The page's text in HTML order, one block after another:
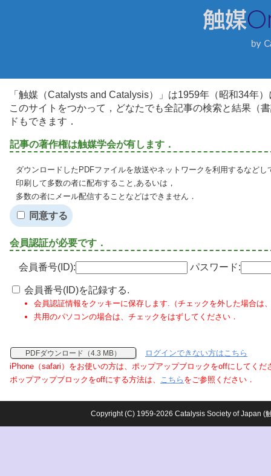
「触媒（Catalysts and Catalysis）」は1959年（昭和34年
このサイトをつかって，どなたでも全記事の検索と結果（
ドもできます．
記事の著作権は触媒学会が有します．
ダウンロードしたPDFファイルを放送やネットワークを利用するなど
印刷して多数の者に配布すること,あるいは，
多数の者にメール配信することなどはできません．
同意する
会員認証が必要です．
会員番号(ID): パスワード:
会員番号(ID)を記録する.
会員認証情報をクッキーに保存します.（チェックを外した場合は
共用のパソコンの場合は、チェックをはずしてください．
PDFダウンロード（4.3 MB）
ログインできない方はこちら
iPhone（safari）をお使いの方は、ポップアップブロックをoffにしてくだ
ポップアップブロックをoffにする方法は、 こちら をご参照ください．
Copyright (C) 1959-2026 Catalysis Society of Japan (